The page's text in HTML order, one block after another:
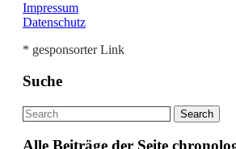
Impressum
Datenschutz
* gesponsorter Link
Suche
Alle Beiträge der Seite